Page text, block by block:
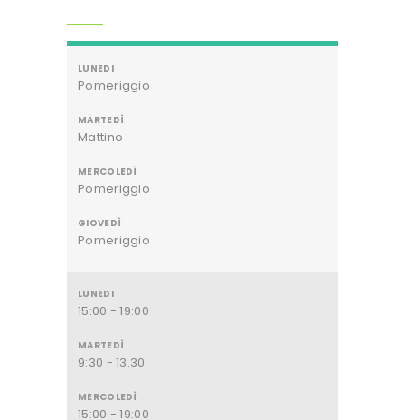
Pomeriggio
Mattino
Pomeriggio
Pomeriggio
15:00 - 19:00
9:30 - 13.30
15:00 - 19:00